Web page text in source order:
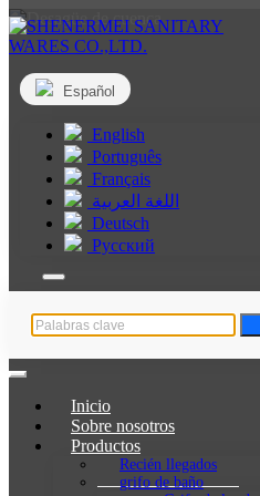
Español
English
Português
Français
اللغة العربية
Deutsch
Русский
Inicio
Sobre nosotros
Productos
Recién llegados
grifo de baño